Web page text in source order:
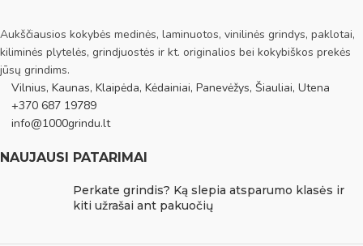
Aukščiausios kokybės medinės, laminuotos, vinilinės grindys, paklotai,
kiliminės plytelės, grindjuostės ir kt. originalios bei kokybiškos prekės
jūsų grindims.
Vilnius, Kaunas, Klaipėda, Kėdainiai, Panevėžys, Šiauliai, Utena
+370 687 19789
info@1000grindu.lt
NAUJAUSI PATARIMAI
Perkate grindis? Ką slepia atsparumo klasės ir
kiti užrašai ant pakuočių